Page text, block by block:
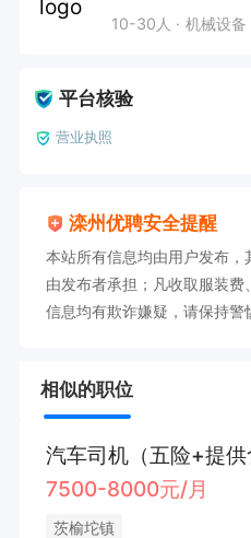
10-30人 机械设备
平台核验
营业执照
滦州优聘安全提醒
本站所有信息均由用户发布
由发布者承担；凡收取服装
信息均有欺诈嫌疑，请保持警
相似的职位
汽车司机（五险+提供
7500-8000元/月
茨榆坨镇